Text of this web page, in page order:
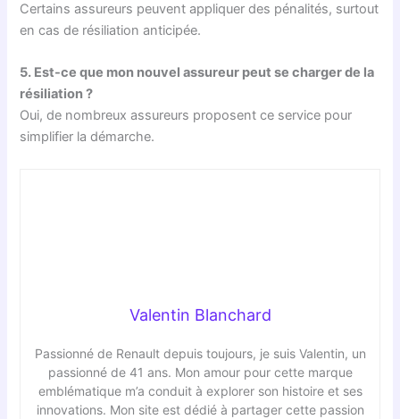
Certains assureurs peuvent appliquer des pénalités, surtout
en cas de résiliation anticipée.
5. Est-ce que mon nouvel assureur peut se charger de la
résiliation ?
Oui, de nombreux assureurs proposent ce service pour
simplifier la démarche.
Valentin Blanchard
Passionné de Renault depuis toujours, je suis Valentin, un
passionné de 41 ans. Mon amour pour cette marque
emblématique m’a conduit à explorer son histoire et ses
innovations. Mon site est dédié à partager cette passion